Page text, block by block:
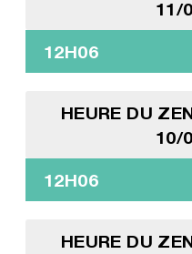
11/
12H06
HEURE DU
10/
12H06
HEURE DU